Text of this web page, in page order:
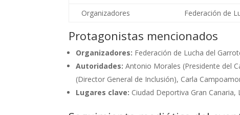
Organizadores
Federación de
Protagonistas mencionados
Organizadores: Federación de Lucha del
Autoridades: Antonio Morales (Presidente del
(Director General de Inclusión), Carla
Lugares clave: Ciudad Deportiva Gran Canaria,